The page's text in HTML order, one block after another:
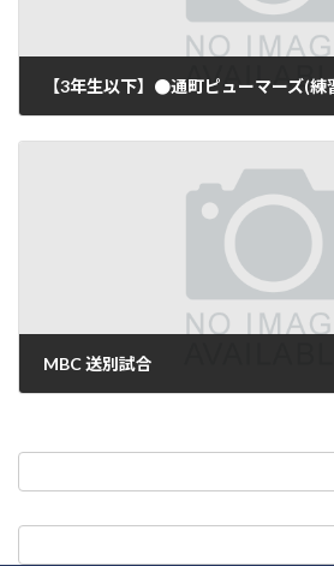
【3年生以下】●通町ピューマーズ(
MBC 送別試合